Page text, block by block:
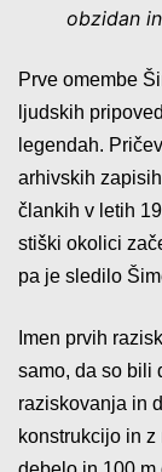
obzidan
Prve omembe
ljudskih
legendah.
arhivskih
člankih v letih
stiški okolici
pa je sledilo
Imen prvih
samo, da so bili
raziskovanja in
konstrukcijo in